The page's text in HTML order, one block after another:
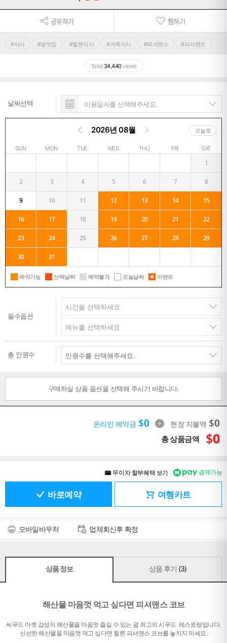
공유하기 찜하기
#식사 #괌맛집 #힐튼식사 #가족식사 #피셔맨스 #피셔맨즈
Total 34,440views
날짜선택
2026년 08월 오늘로
SUN MON TUE WED THU FRI SAT
1
2 3 4 5 6 7 8
9 10 11 12 13 14 15
16 17 18 19 20 21 22
23 24 25 26 27 28 29
30 31
예약가능 선택날짜 예약불가 오늘날짜 이벤트
필수옵션
총 인원수
구매하실 상품 옵션을 선택해 주시기 바랍니다.
온라인 예약금 $0 현장 지불액 $0
총 상품금액 $0
무이자 할부혜택 보기 결제가능
바로예약 여행카트
모바일바우처 업체회신후 확정
상품 정보 상품 후기 (3)
해산물 마음껏 먹고 싶다면 피셔맨스 코브
씨푸드 마켓 감성의 해산물을 마음껏 즐길 수 있는 괌 최고의 시푸드 레스토랑입니다.
신선한 해산물을 마음껏 먹고 싶다면 힐튼 피셔맨스 코브를 놓치지 마세요.